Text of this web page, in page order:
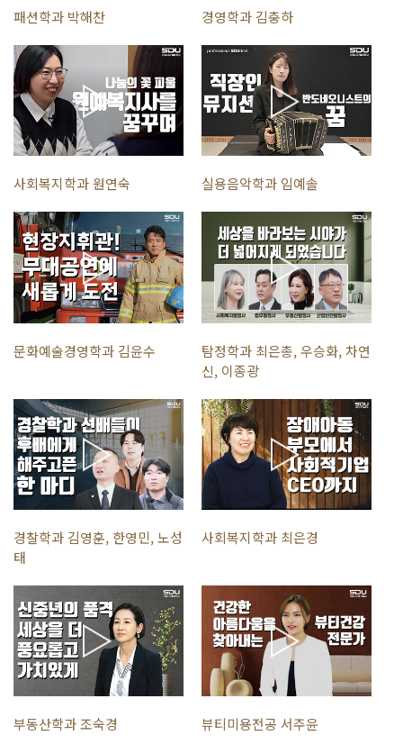
패션학과 박해찬 경영학과 김충하
사회복지학과 원연숙 실용음악학과 임예솔
문화예술경영학과 김윤수
탐정학과 최은총, 우승화, 차연
신, 이종광
경찰학과 김영훈, 한영민, 노성
태
사회복지학과 최은경
부동산학과 조숙경 뷰티미용전공 서주윤